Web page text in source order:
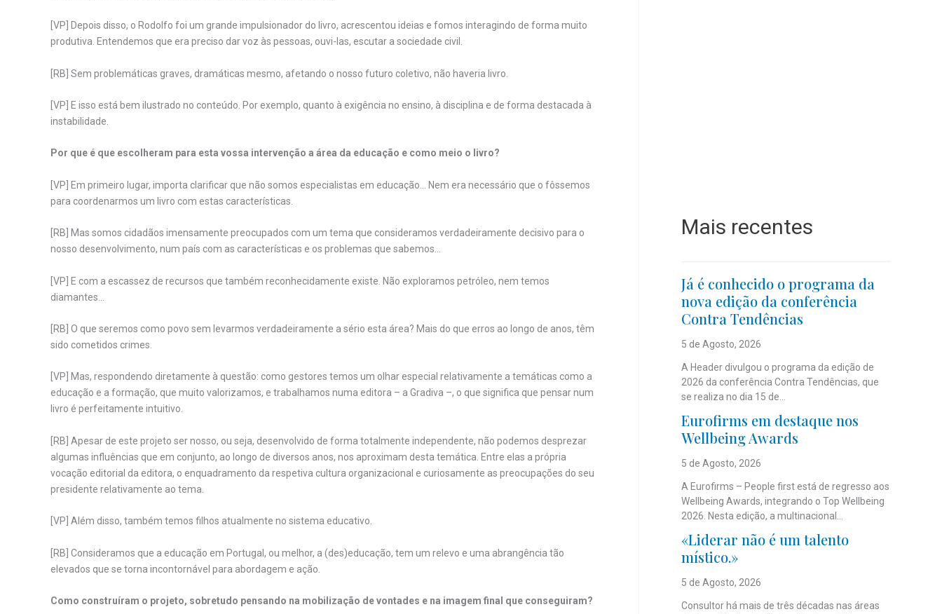
[VP] Depois disso, o Rodolfo foi um grande impulsionador do livro, acrescentou ideias e fomos interagindo de forma muito
produtiva. Entendemos que era preciso dar voz às pessoas, ouvi-las, escutar a sociedade civil.
[RB] Sem problemáticas graves, dramáticas mesmo, afetando o nosso futuro coletivo, não haveria livro.
[VP] E isso está bem ilustrado no conteúdo. Por exemplo, quanto à exigência no ensino, à disciplina e de forma destacada à
instabilidade.
Por que é que escolheram para esta vossa intervenção a área da educação e como meio o livro?
[VP] Em primeiro lugar, importa clarificar que não somos especialistas em educação… Nem era necessário que o fôssemos
para coordenarmos um livro com estas características.
[RB] Mas somos cidadãos imensamente preocupados com um tema que consideramos verdadeiramente decisivo para o
nosso desenvolvimento, num país com as características e os problemas que sabemos…
[VP] E com a escassez de recursos que também reconhecidamente existe. Não exploramos petróleo, nem temos
diamantes…
[RB] O que seremos como povo sem levarmos verdadeiramente a sério esta área? Mais do que erros ao longo de anos, têm
sido cometidos crimes.
[VP] Mas, respondendo diretamente à questão: como gestores temos um olhar especial relativamente a temáticas como a
educação e a formação, que muito valorizamos, e trabalhamos numa editora – a Gradiva –, o que significa que pensar num
livro é perfeitamente intuitivo.
[RB] Apesar de este projeto ser nosso, ou seja, desenvolvido de forma totalmente independente, não podemos desprezar
algumas influências que em conjunto, ao longo de diversos anos, nos aproximam desta temática. Entre elas a própria
vocação editorial da editora, o enquadramento da respetiva cultura organizacional e curiosamente as preocupações do seu
presidente relativamente ao tema.
[VP] Além disso, também temos filhos atualmente no sistema educativo.
[RB] Consideramos que a educação em Portugal, ou melhor, a (des)educação, tem um relevo e uma abrangência tão
elevados que se torna incontornável para abordagem e ação.
Como construíram o projeto, sobretudo pensando na mobilização de vontades e na imagem final que conseguiram?
Mais recentes
Já é conhecido o programa da
nova edição da conferência
Contra Tendências
5 de Agosto, 2026
A Header divulgou o programa da edição de
2026 da conferência Contra Tendências, que
se realiza no dia 15 de...
Eurofirms em destaque nos
Wellbeing Awards
5 de Agosto, 2026
A Eurofirms – People first está de regresso aos
Wellbeing Awards, integrando o Top Wellbeing
2026. Nesta edição, a multinacional...
«Liderar não é um talento
místico.»
5 de Agosto, 2026
Consultor há mais de três décadas nas áreas